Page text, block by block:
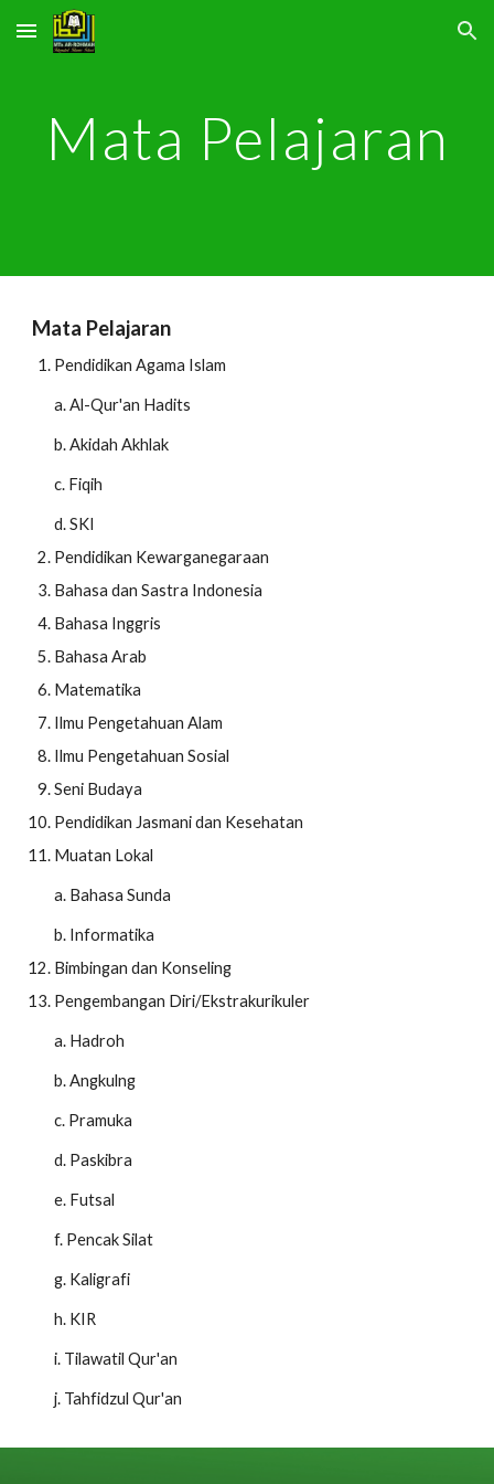
Skip to main content Skip to navigation
Mata Pelajaran
Mata Pelajaran
Pendidikan Agama Islam
a. Al-Qur'an Hadits
b. Akidah Akhlak
c. Fiqih
d. SKI
Pendidikan Kewarganegaraan
Bahasa dan Sastra Indonesia
Bahasa Inggris
Bahasa Arab
Matematika
Ilmu Pengetahuan Alam
Ilmu Pengetahuan Sosial
Seni Budaya
Pendidikan Jasmani dan Kesehatan
Muatan Lokal
a. Bahasa Sunda
b. Informatika
Bimbingan dan Konseling
Pengembangan Diri/Ekstrakurikuler
a. Hadroh
b. Angkulng
c. Pramuka
d. Paskibra
e. Futsal
f. Pencak Silat
g. Kaligrafi
h. KIR
i. Tilawatil Qur'an
j. Tahfidzul Qur'an